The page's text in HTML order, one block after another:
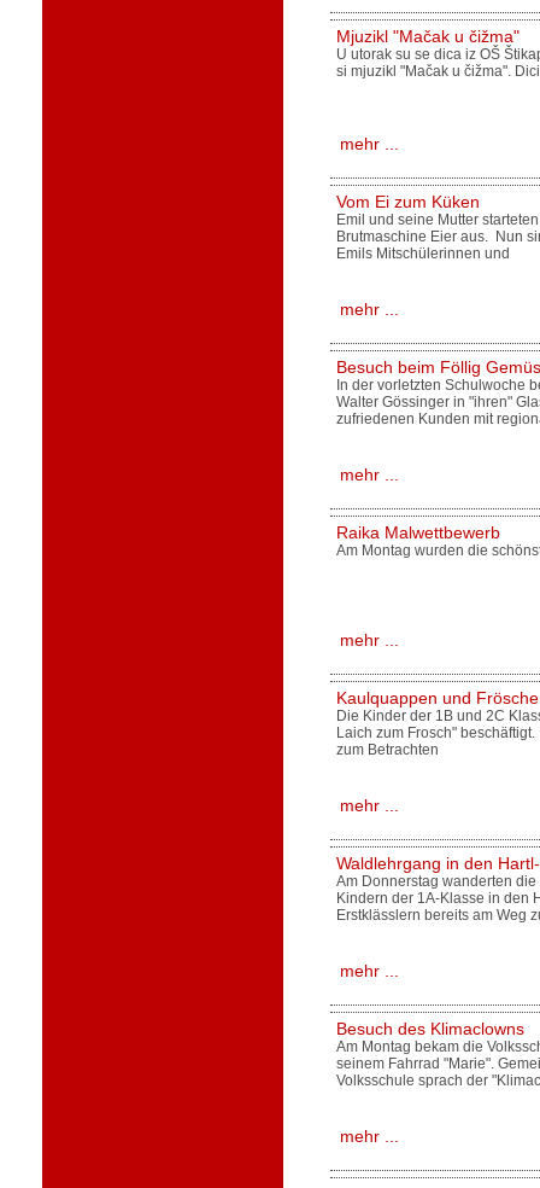
Mjuzikl "Mačak u čižma"
U utorak su se dica iz OŠ
si mjuzikl "Mačak u čižma".
mehr ...
Vom Ei zum Küken
Emil und seine Mutter
Brutmaschine Eier aus. Nun
Emils Mitschülerinnen und
mehr ...
Besuch beim Föllig
In der vorletzten Schulwoche
Walter Gössinger in "ihren"
zufriedenen Kunden mit
mehr ...
Raika Malwettbewerb
Am Montag wurden die
mehr ...
Kaulquappen und
Die Kinder der 1B und 2C
Laich zum Frosch"
zum Betrachten
mehr ...
Waldlehrgang in den
Am Donnerstag wanderten
Kindern der 1A-Klasse in den
Erstklässlern bereits am Weg
mehr ...
Besuch des Klimaclowns
Am Montag bekam die
seinem Fahrrad "Marie".
Volksschule sprach der
mehr ...